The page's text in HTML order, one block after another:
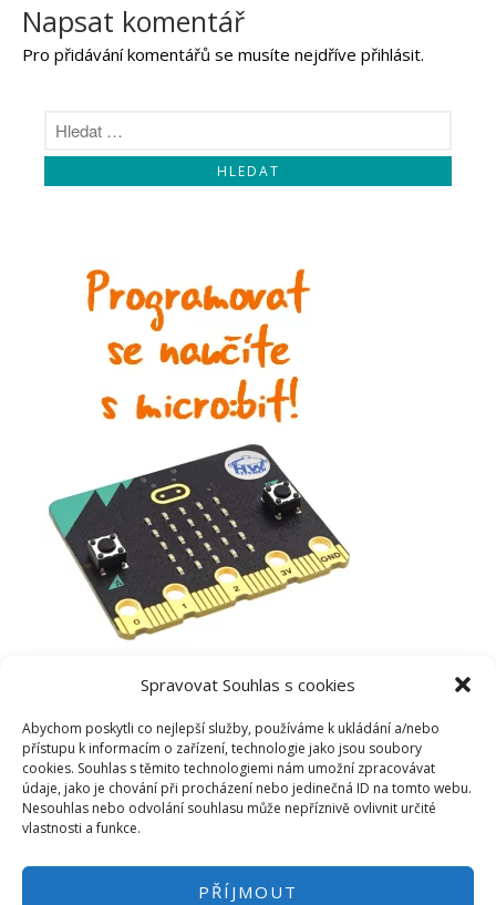
Spravovat Souhlas s cookies
Abychom poskytli co nejlepší služby, používáme k ukládání a/nebo
přístupu k informacím o zařízení, technologie jako jsou soubory
cookies. Souhlas s těmito technologiemi nám umožní zpracovávat
údaje, jako je chování při procházení nebo jedinečná ID na tomto webu.
Nesouhlas nebo odvolání souhlasu může nepříznivě ovlivnit určité
vlastnosti a funkce.
PŘÍJMOUT
Napsat komentář
Pro přidávání komentářů se musíte nejdříve přihlásit.